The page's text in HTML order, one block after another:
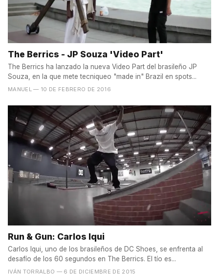
The Berrics - JP Souza 'Video Part'
The Berrics ha lanzado la nueva Video Part del brasileño JP
Souza, en la que mete tecniqueo "made in" Brazil en spots...
MANUEL — 10 DE FEBRERO DE 2016
Run & Gun: Carlos Iqui
Carlos Iqui, uno de los brasileños de DC Shoes, se enfrenta al
desafío de los 60 segundos en The Berrics. El tío es...
IVÁN TORRALBO — 6 DE DICIEMBRE DE 2015